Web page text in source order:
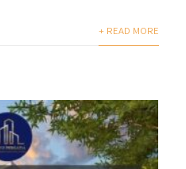
+ READ MORE